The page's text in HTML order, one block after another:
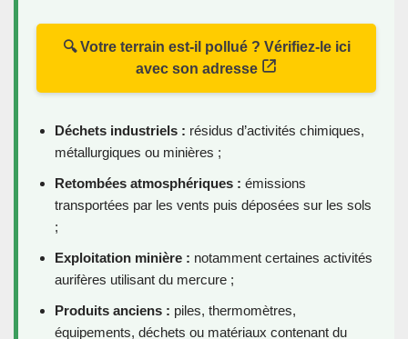
🔍 Votre terrain est-il pollué ? Vérifiez-le ici
avec son adresse
Déchets industriels : résidus d’activités chimiques,
métallurgiques ou minières ;
Retombées atmosphériques : émissions
transportées par les vents puis déposées sur les sols
;
Exploitation minière : notamment certaines activités
aurifères utilisant du mercure ;
Produits anciens : piles, thermomètres,
équipements, déchets ou matériaux contenant du